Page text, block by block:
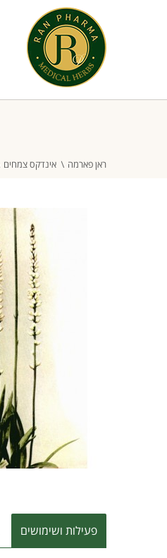
ראן פארמה אינדקס צמחים
פעילות ושימושים